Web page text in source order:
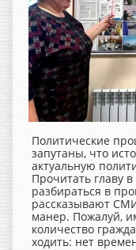
Политические
запутаны, что
актуальную
Прочитать главу
разбираться в
рассказывают
манер. Пожалуй,
количество
ходить: нет